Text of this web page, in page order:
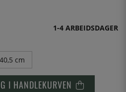
1-4 ARBEIDSDAGER
40,5 cm
I HANDLEKURVEN